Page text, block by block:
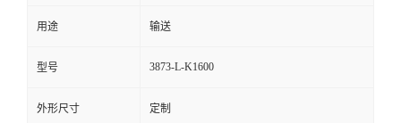
用途 输送
型号 3873-L-K1600
外形尺寸 定制